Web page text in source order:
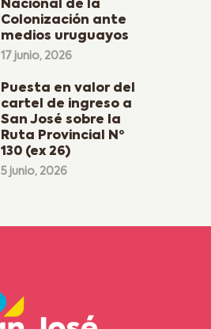
Nacional de la
Colonización ante
medios uruguayos
17 junio, 2026
Puesta en valor del
cartel de ingreso a
San José sobre la
Ruta Provincial Nº
130 (ex 26)
5 junio, 2026